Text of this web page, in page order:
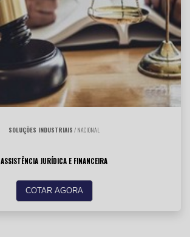
SOLUÇÕES INDUSTRIAIS / NACIONAL
ASSISTÊNCIA JURÍDICA E FINANCEIRA
COTAR AGORA